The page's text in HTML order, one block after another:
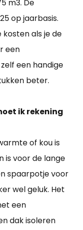
m3. De
op jaarbasis.
als je de
een
een handige
beter.
ik rekening
of kou is
is voor de lange
spaarpotje voor
wel geluk. Het
een
dak isoleren